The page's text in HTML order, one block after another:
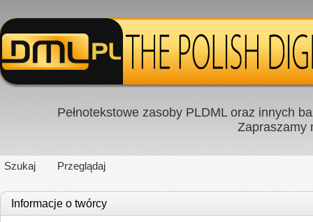
Pełnotekstowe zasoby PLDML oraz innych
Zapraszamy
Szukaj Przeglądaj
Informacje o twórcy